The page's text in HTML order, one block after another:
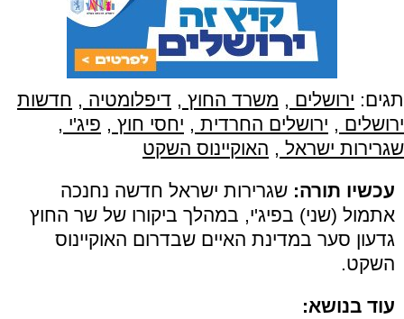
תגים: ירושלים , משרד החוץ , דיפלומטיה , חדשות
ירושלים , ירושלים החרדית , יחסי חוץ , פיג'י ,
שגרירות ישראל , האוקיינוס השקט
עכשיו תורה: שגרירות ישראל חדשה נחנכה
אתמול (שני) בפיג'י, במהלך ביקורו של שר החוץ
גדעון סער במדינת האיים שבדרום האוקיינוס
השקט.
עוד בנושא: